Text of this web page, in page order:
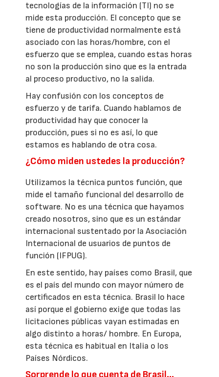
tecnologías de la información (TI) no se
mide esta producción. El concepto que se
tiene de productividad normalmente está
asociado con las horas/hombre, con el
esfuerzo que se emplea, cuando estas horas
no son la producción sino que es la entrada
al proceso productivo, no la salida.
Hay confusión con los conceptos de
esfuerzo y de tarifa. Cuando hablamos de
productividad hay que conocer la
producción, pues si no es así, lo que
estamos es hablando de otra cosa.
¿Cómo miden ustedes la producción?
Utilizamos la técnica puntos función, que
mide el tamaño funcional del desarrollo de
software. No es una técnica que hayamos
creado nosotros, sino que es un estándar
internacional sustentado por la Asociación
Internacional de usuarios de puntos de
función (IFPUG).
En este sentido, hay países como Brasil, que
es el país del mundo con mayor número de
certificados en esta técnica. Brasil lo hace
así porque el gobierno exige que todas las
licitaciones públicas vayan estimadas en
algo distinto a horas/ hombre. En Europa,
esta técnica es habitual en Italia o los
Países Nórdicos.
Sorprende lo que cuenta de Brasil...